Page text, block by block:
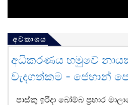
අවකාශය
අධිකරණය හමුවේ
වැදගත්කම - ජෙහාන්
පාස්කු ඉරිදා බෝම්බ ප්‍රහාර